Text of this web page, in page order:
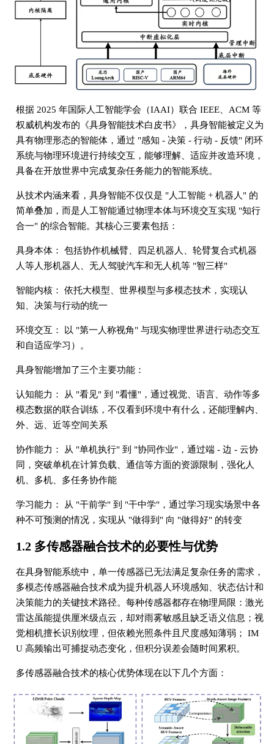
根据 2025 年国际人工智能学会（IAAI）联合 IEEE、ACM 等
权威机构发布的《具身智能技术白皮书》，具身智能被定义为
具有物理形态的智能体，通过 "感知 - 决策 - 行动 - 反馈" 闭环
系统与物理环境进行持续交互，能够理解、适应并改造环境，
具备在开放世界中完成复杂任务能力的智能系统。
从技术内涵来看，具身智能不仅仅是 "人工智能 + 机器人" 的
简单叠加，而是人工智能通过物理本体与环境交互实现 "知行
合一" 的综合智能。其核心三要素包括：
具身本体： 包括协作机械臂、四足机器人、轮臂复合式机器
人等人形机器人、无人驾驶汽车和无人机等 "智三样"
智能内核： 依托大模型、世界模型与多模态技术，实现认
知、决策与行动的统一
环境交互： 以 "第一人称视角" 与现实物理世界进行动态交互
和自适应学习）。
具身智能增加了三个主要功能：
认知能力： 从 "看见" 到 "看懂"，通过视觉、语言、动作等多
模态数据的联合训练，不仅看到环境中有什么，还能理解内、
外、远、近等空间关系
协作能力： 从 "单机执行" 到 "协同作业"，通过端 - 边 - 云协
同，突破单机在计算负载、通信等方面的资源限制，强化人
机、多机、多任务协作能
学习能力： 从 "干前学" 到 "干中学"，通过学习现实场景中各
种不可预测的情况，实现从 "做得到" 向 "做得好" 的转变
1.2 多传感器融合技术的必要性与优势
在具身智能系统中，单一传感器已无法满足复杂任务的需求，
多模态传感器融合技术成为提升机器人环境感知、状态估计和
决策能力的关键技术路径。每种传感器都存在物理局限：激光
雷达虽能提供厘米级点云，却对雨雾敏感且缺乏语义信息；视
觉相机擅长识别纹理，但依赖光照条件且尺度感知薄弱； IM
U 高频输出可捕捉动态变化，但积分误差会随时间累积。
多传感器融合技术的核心优势体现在以下几个方面：